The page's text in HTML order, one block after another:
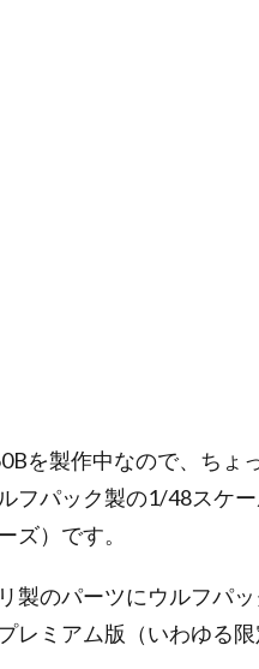
を製作中なので、ちょ
フパック製の1/48ス
ズ）です。
製のパーツにウルフパ
レミアム版（いわゆる